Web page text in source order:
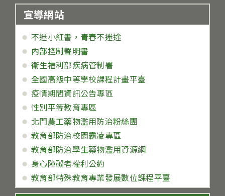
宣導網站
不迷小紅書，青春不迷途
內部控制聲明書
衛生福利部疾病管制署
全國高級中等學校課程計畫平臺
疫情期間資訊公告專區
性別平等教育專區
北門農工藥物濫用防治粉絲團
教育部防治校園霸凌專區
教育部防治學生藥物濫用資源網
身心障礙者權利公約
教育部特殊教育專業發展數位課程平臺